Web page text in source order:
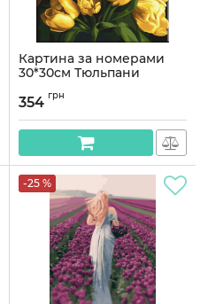
Картина за номерами
30*30см Тюльпани
Артикул:
354 грн
-25 %